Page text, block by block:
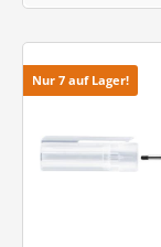
Nur 7 auf Lager!